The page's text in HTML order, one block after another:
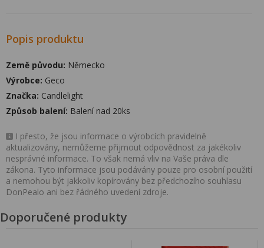
Popis produktu
Země původu: Německo
Výrobce: Geco
Značka: Candlelight
Způsob balení: Balení nad 20ks
I přesto, že jsou informace o výrobcích pravidelně
aktualizovány, nemůžeme přijmout odpovědnost za jakékoliv
nesprávné informace. To však nemá vliv na Vaše práva dle
zákona. Tyto informace jsou podávány pouze pro osobní použití
a nemohou být jakkoliv kopírovány bez předchozího souhlasu
DonPealo ani bez řádného uvedení zdroje.
Doporučené produkty